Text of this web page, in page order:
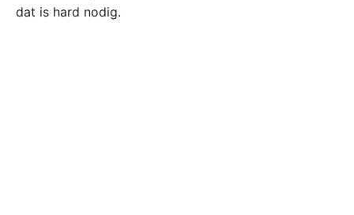
dat is hard nodig.